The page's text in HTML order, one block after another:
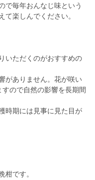
で毎年おんなじ味という
て楽しんでください。
いただくのがおすすめの
がありません。花が咲い
ので自然の影響を長期間
時期には見事に見た目が
柑です。